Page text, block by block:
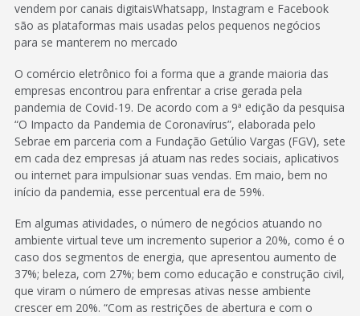
vendem por canais digitaisWhatsapp, Instagram e Facebook
são as plataformas mais usadas pelos pequenos negócios
para se manterem no mercado
O comércio eletrônico foi a forma que a grande maioria das
empresas encontrou para enfrentar a crise gerada pela
pandemia de Covid-19. De acordo com a 9ª edição da pesquisa
“O Impacto da Pandemia de Coronavírus”, elaborada pelo
Sebrae em parceria com a Fundação Getúlio Vargas (FGV), sete
em cada dez empresas já atuam nas redes sociais, aplicativos
ou internet para impulsionar suas vendas. Em maio, bem no
início da pandemia, esse percentual era de 59%.
Em algumas atividades, o número de negócios atuando no
ambiente virtual teve um incremento superior a 20%, como é o
caso dos segmentos de energia, que apresentou aumento de
37%; beleza, com 27%; bem como educação e construção civil,
que viram o número de empresas ativas nesse ambiente
crescer em 20%. “Com as restrições de abertura e com o